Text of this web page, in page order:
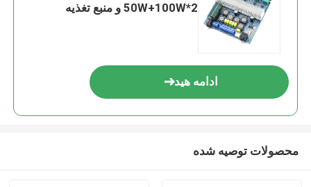
2*50W+100W و منبع تغذیه
ادامه هید
محصولات توصیه شده